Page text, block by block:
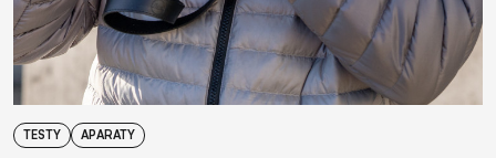
TESTY APARATY